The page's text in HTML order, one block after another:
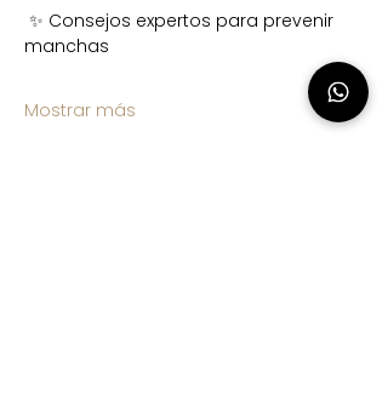
manchas
Mostrar más